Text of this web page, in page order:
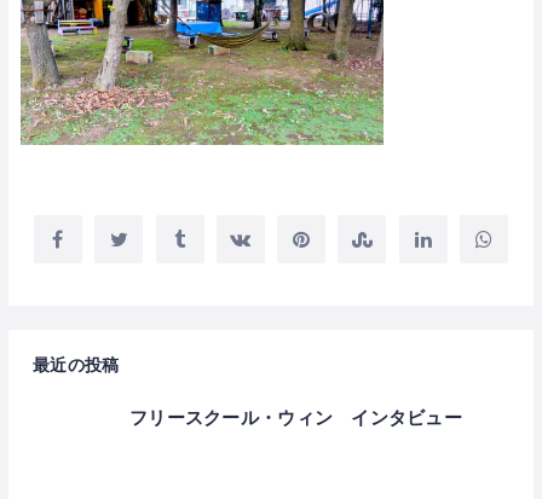
最近の投稿
フリースクール・ウィン インタビュー